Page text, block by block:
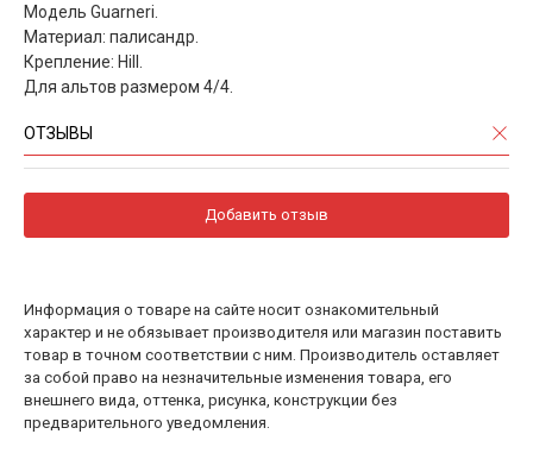
Модель Guarneri.
Материал: палисандр.
Крепление: Hill.
Для альтов размером 4/4.
ОТЗЫВЫ
Добавить отзыв
Информация о товаре на сайте носит ознакомительный
характер и не обязывает производителя или магазин поставить
товар в точном соответствии с ним. Производитель оставляет
за собой право на незначительные изменения товара, его
внешнего вида, оттенка, рисунка, конструкции без
предварительного уведомления.